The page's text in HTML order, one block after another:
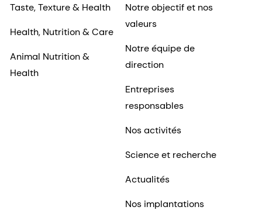
Taste, Texture & Health
Health, Nutrition & Care
Animal Nutrition &
Health
Notre objectif et nos
valeurs
Notre équipe de
direction
Entreprises
responsables
Nos activités
Science et recherche
Actualités
Nos implantations